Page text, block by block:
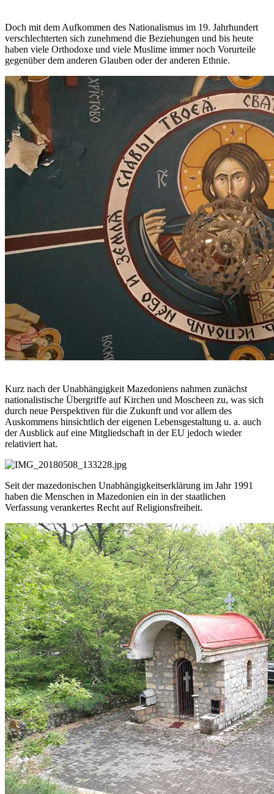
Doch mit dem Aufkommen des Nationalismus im 19. Jahrhundert
verschlechterten sich zunehmend die Beziehungen und bis heute
haben viele Orthodoxe und viele Muslime immer noch Vorurteile
gegenüber dem anderen Glauben oder der anderen Ethnie.
Kurz nach der Unabhängigkeit Mazedoniens nahmen zunächst
nationalistische Übergriffe auf Kirchen und Moscheen zu, was sich
durch neue Perspektiven für die Zukunft und vor allem des
Auskommens hinsichtlich der eigenen Lebensgestaltung u. a. auch
der Ausblick auf eine Mitgliedschaft in der EU jedoch wieder
relativiert hat.
Seit der mazedonischen Unabhängigkeitserklärung im Jahr 1991
haben die Menschen in Mazedonien ein in der staatlichen
Verfassung verankertes Recht auf Religionsfreiheit.